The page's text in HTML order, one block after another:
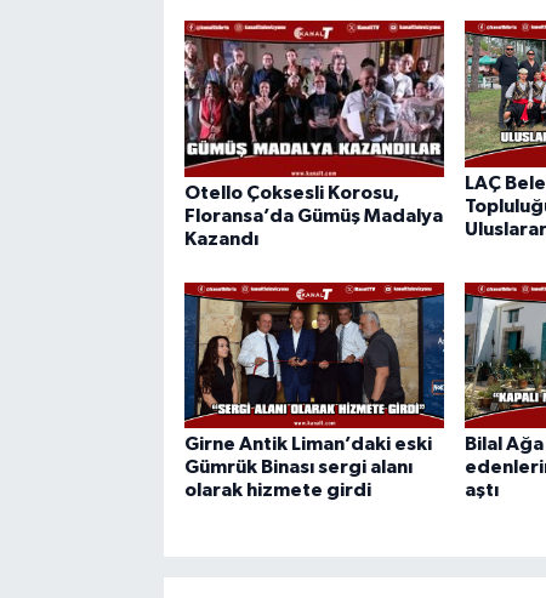
Otello Çoksesli Korosu,
Floransa’da Gümüş Madalya
Kazandı
LAÇ
Girne Antik Liman’daki eski
Gümrük Binası sergi alanı
olarak hizmete girdi
Bilal
aştı